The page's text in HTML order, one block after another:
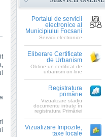
Portalul de servicii
electronice al
Municipiului Focsani
Servicii electronice
Eliberare Certificate
de Urbanism
Obtine un certificat de
urbanism on-line
Registratura
primărie
Vizualizare stadiu
documente intrate în
registratura Primăriei
Vizualizare Impozite,
taxe locale